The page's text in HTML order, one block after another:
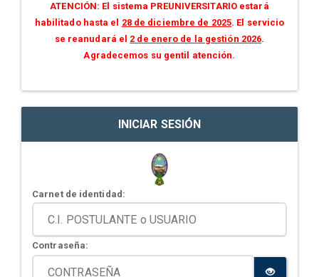
ATENCIÓN: El sistema PREUNIVERSITARIO estará
habilitado hasta el 28 de diciembre de 2025. El servicio
se reanudará el 2 de enero de la gestión 2026.
Agradecemos su gentil atención.
INICIAR SESIÓN
Carnet de identidad:
Contraseña: